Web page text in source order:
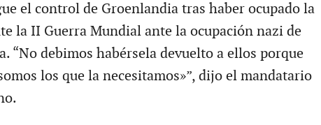
el control de Groenlandia tras haber ocupado la
la II Guerra Mundial ante la ocupación nazi de
“No debimos habérsela devuelto a ellos porque
los que la necesitamos»”, dijo el mandatario